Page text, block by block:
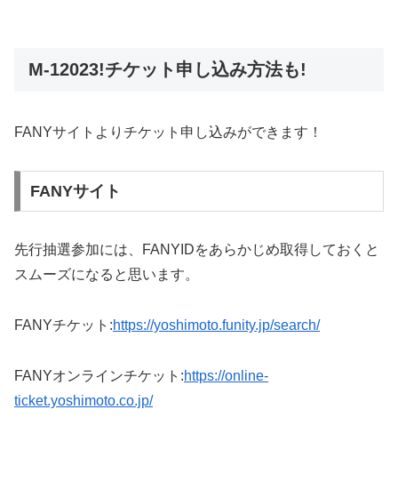
M-12023!チケット申し込み方法も!
FANYサイトよりチケット申し込みができます！
FANYサイト
先行抽選参加には、FANYIDをあらかじめ取得しておくと
スムーズになると思います。
FANYチケット:https://yoshimoto.funity.jp/search/
FANYオンラインチケット:https://online-
ticket.yoshimoto.co.jp/